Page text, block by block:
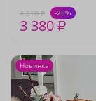
4 510 ₽ -25%
3 380 ₽
Новинка